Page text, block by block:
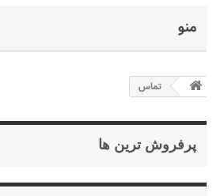
منو
تماس
پرفروش ترین‌ ها